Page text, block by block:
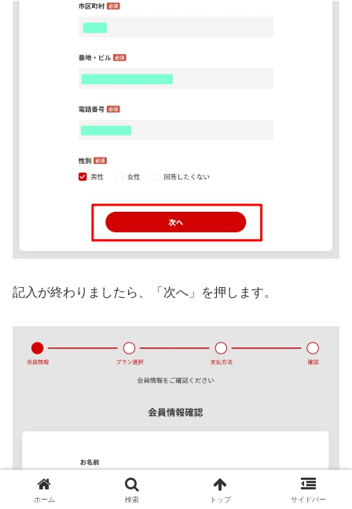
記入が終わりましたら、「次へ」を押します。
ホーム 検索 トップ サイドバー